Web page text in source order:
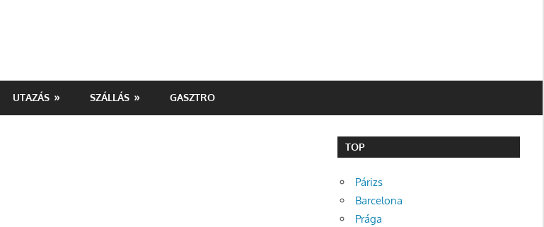
UTAZÁS SZÁLLÁS GASZTRO
TOP
Párizs
Barcelona
Prága